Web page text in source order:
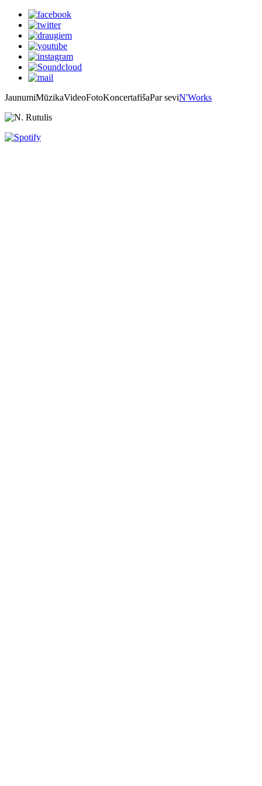
JaunumiMūzikaVideoFotoKoncertafišaPar seviN'Works